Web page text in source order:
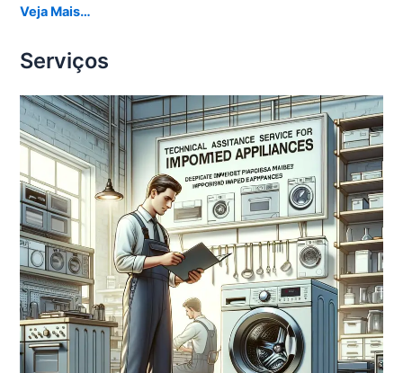
Veja Mais…
Serviços